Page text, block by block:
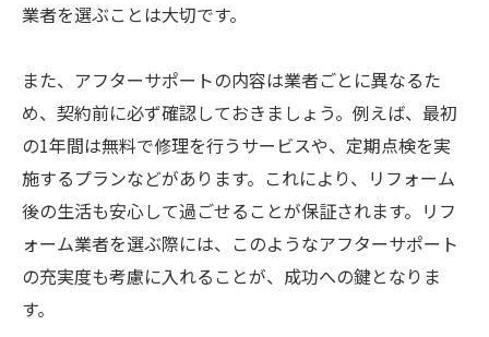
業者を選ぶことは大切です。
また、アフターサポートの内容は業者ごとに異なるた
め、契約前に必ず確認しておきましょう。例えば、最初
の1年間は無料で修理を行うサービスや、定期点検を実
施するプランなどがあります。これにより、リフォーム
後の生活も安心して過ごせることが保証されます。リフ
ォーム業者を選ぶ際には、このようなアフターサポート
の充実度も考慮に入れることが、成功への鍵となりま
す。